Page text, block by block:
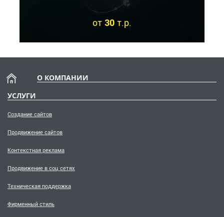
от 30 т.р.
О КОМПАНИИ
УСЛУГИ
Создание сайтов
Продвижение сайтов
Контекстная реклама
Продвижение в соц сетях
Техническая поддержка
Фирменный стиль